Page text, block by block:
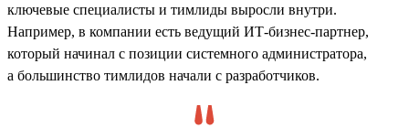
ключевые специалисты и тимлиды выросли внутри.
Например, в компании есть ведущий ИТ-бизнес-партнер,
который начинал с позиции системного администратора,
а большинство тимлидов начали с разработчиков.